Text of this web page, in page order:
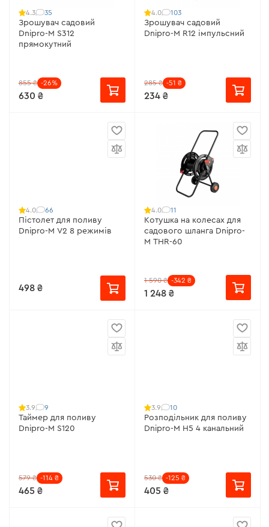
4.3 35
Зрошувач садовий
Dnipro-M S312
прямокутний
855 ₴ -26%
630 ₴
4.0 103
Зрошувач садовий
Dnipro-M R12 імпульсний
285 ₴ -51 ₴
234 ₴
4.0 66
Пістолет для поливу
Dnipro-M V2 8 режимів
498 ₴
4.0 11
Котушка на колесах для
садового шланга Dnipro-
M THR-60
1 590 ₴ -342 ₴
1 248 ₴
3.9 9
Таймер для поливу
Dnipro-M S120
579 ₴ -114 ₴
465 ₴
3.9 10
Розподільник для поливу
Dnipro-M H5 4 канальний
530 ₴ -125 ₴
405 ₴